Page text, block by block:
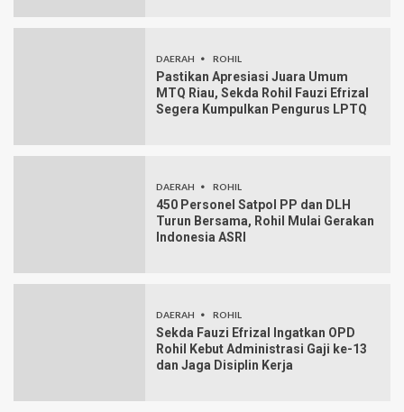
DAERAH ROHIL
Pastikan Apresiasi Juara Umum
MTQ Riau, Sekda Rohil Fauzi Efrizal
Segera Kumpulkan Pengurus LPTQ
DAERAH ROHIL
450 Personel Satpol PP dan DLH
Turun Bersama, Rohil Mulai Gerakan
Indonesia ASRI
DAERAH ROHIL
Sekda Fauzi Efrizal Ingatkan OPD
Rohil Kebut Administrasi Gaji ke-13
dan Jaga Disiplin Kerja